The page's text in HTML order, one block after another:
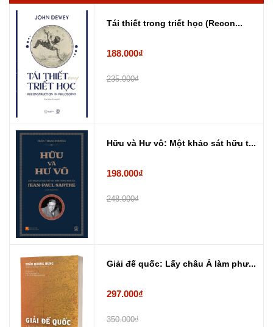
Tái thiết trong triết học (Recon...
188.000₫
235.000₫
Hữu và Hư vô: Một khảo sát hữu t...
198.000₫
248.000₫
Giải đế quốc: Lấy châu Á làm phư...
297.000₫
350.000₫